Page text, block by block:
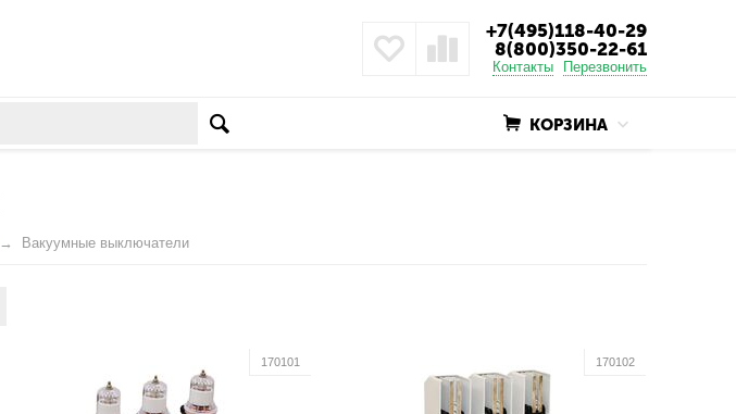
+7(495)118-40-29
8(800)350-22-61
Контакты Перезвонить
КОРЗИНА
Вакуумные выключатели
170101 170102